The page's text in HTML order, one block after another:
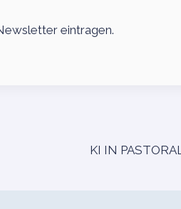
eintragen.
KI IN